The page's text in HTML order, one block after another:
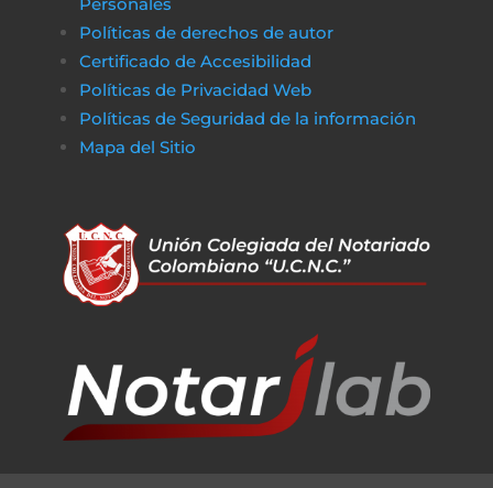
Políticas de derechos de autor
Certificado de Accesibilidad
Políticas de Privacidad Web
Políticas de Seguridad de la información
Mapa del Sitio